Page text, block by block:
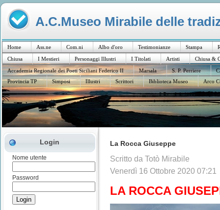
A.C.Museo Mirabile delle
Home Ass.ne Com.ni Albo d'oro Testimonianze Stampa
Chiusa
I Mestieri Personaggi Illustri I Titolati Artisti
Chiusa &
Accademia Regionale dei Poeti Siciliani Federico II
Marsala S. P. Perriere
Provincia TP
Simposi Illustri Scrittori Biblioteca Museo Arco
Login
Nome utente
Password
La Rocca Giuseppe
Scritto da Totò Mirabile
Venerdì 16 Ottobre 2020 07:21
LA ROCCA